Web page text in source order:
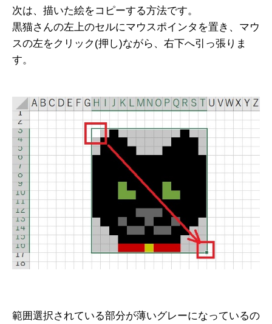
次は、描いた絵をコピーする方法です。
黒猫さんの左上のセルにマウスポインタを置き、マウ
スの左をクリック(押し)ながら、右下へ引っ張りま
す。
範囲選択されている部分が薄いグレーになっているの